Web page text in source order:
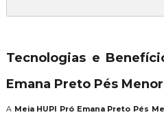
Tecnologias e
Emana Preto Pés
A Meia HUPI Pró Emana Preto Pés